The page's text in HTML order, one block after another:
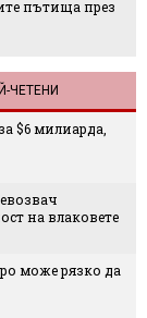
пътища през
ЧЕТЕНИ
$6 милиарда,
на влаковете
може рязко да